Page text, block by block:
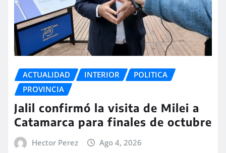
ACTUALIDAD INTERIOR
POLITICA
PROVINCIA
Jalil confirmó la visita de Milei a
Catamarca para finales de octubre
Hector Perez Ago 4, 2026